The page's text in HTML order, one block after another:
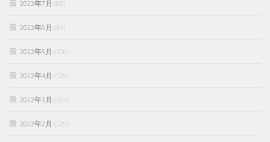
2022年7月 (80)
2022年6月 (99)
2022年5月 (126)
2022年4月 (125)
2022年3月 (154)
2022年2月 (129)